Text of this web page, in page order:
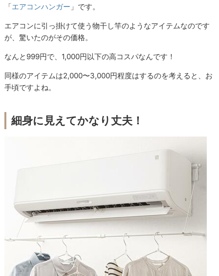
「エアコンハンガー 」です。
エアコンに引っ掛けて使う物干し竿のようなアイテムなのです
が、驚いたのがその価格。
なんと999円で、1,000円以下の高コスパなんです！
同様のアイテムは2,000〜3,000円程度はするのを考えると、お
手頃ですよね。
細身に見えてかなり丈夫！